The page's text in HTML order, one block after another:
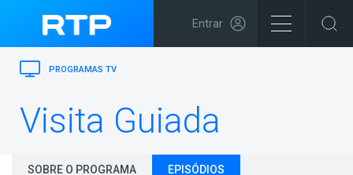
Entrar
PROGRAMAS TV
Visita Guiada
SOBRE O PROGRAMA EPISÓDIOS